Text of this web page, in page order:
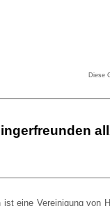
Diese
eine Vereinigung von